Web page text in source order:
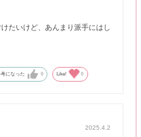
たいけど、あんまり派手にはし
になった 0 Like! 0
2025.4.2